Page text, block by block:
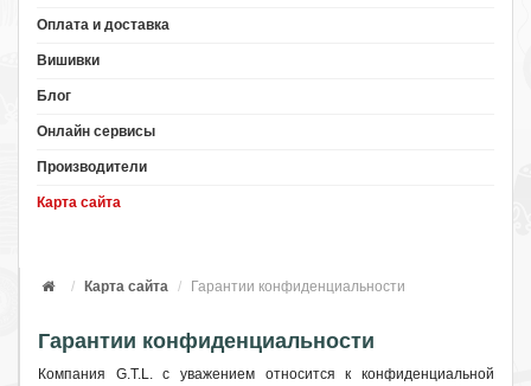
Оплата и доставка
Вишивки
Блог
Онлайн сервисы
Производители
Карта сайта
Карта сайта Гарантии конфиденциальности
Гарантии конфиденциальности
Компания G.T.L. с уважением относится к конфиденциальной